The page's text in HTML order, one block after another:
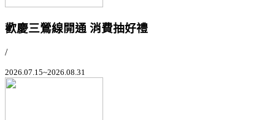
歡慶三鶯線開通 消費抽好禮
/
2026.07.15~2026.08.31